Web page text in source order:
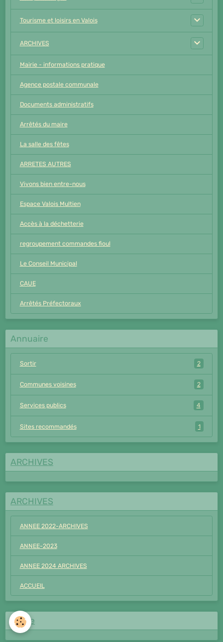
Tourisme et loisirs en Valois
ARCHIVES
Mairie - informations pratique
Agence postale communale
Documents administratifs
Arrêtés du maire
La salle des fêtes
ARRETES AUTRES
Vivons bien entre-nous
Espace Valois Multien
Accès à la déchetterie
regroupement commandes fioul
Le Conseil Municipal
CAUE
Arrêtés Préfectoraux
Annuaire
Sortir 2
Communes voisines 2
Services publics 4
Sites recommandés 1
ARCHIVES
ARCHIVES
ANNEE 2022-ARCHIVES
ANNEE-2023
ANNEE 2024 ARCHIVES
ACCUEIL
Mairie